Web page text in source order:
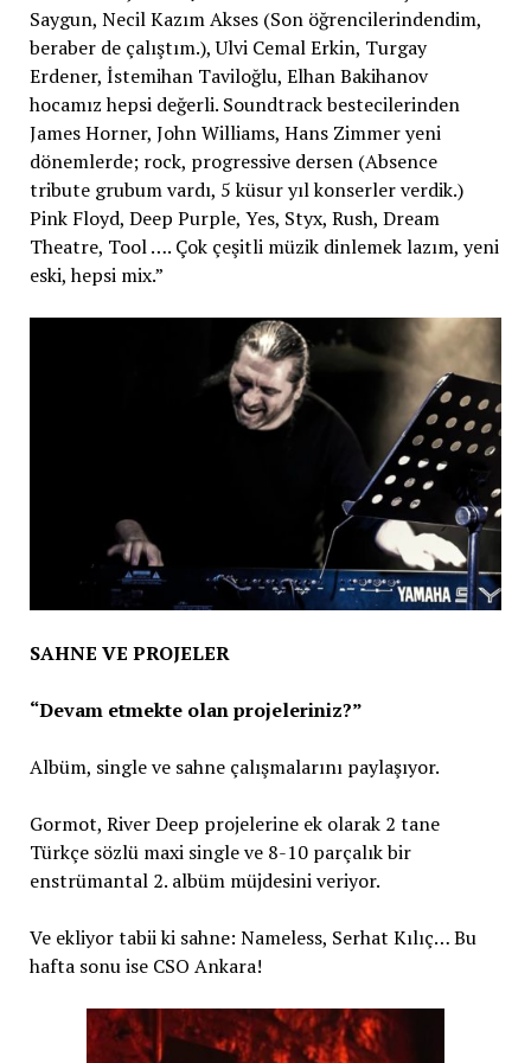
Saygun, Necil Kazım Akses (Son öğrencilerindendim,
beraber de çalıştım.), Ulvi Cemal Erkin, Turgay
Erdener, İstemihan Taviloğlu, Elhan Bakihanov
hocamız hepsi değerli. Soundtrack bestecilerinden
James Horner, John Williams, Hans Zimmer yeni
dönemlerde; rock, progressive dersen (Absence
tribute grubum vardı, 5 küsur yıl konserler verdik.)
Pink Floyd, Deep Purple, Yes, Styx, Rush, Dream
Theatre, Tool …. Çok çeşitli müzik dinlemek lazım, yeni
eski, hepsi mix.”
SAHNE VE PROJELER
“Devam etmekte olan projeleriniz?”
Albüm, single ve sahne çalışmalarını paylaşıyor.
Gormot, River Deep projelerine ek olarak 2 tane
Türkçe sözlü maxi single ve 8-10 parçalık bir
enstrümantal 2. albüm müjdesini veriyor.
Ve ekliyor tabii ki sahne: Nameless, Serhat Kılıç… Bu
hafta sonu ise CSO Ankara!